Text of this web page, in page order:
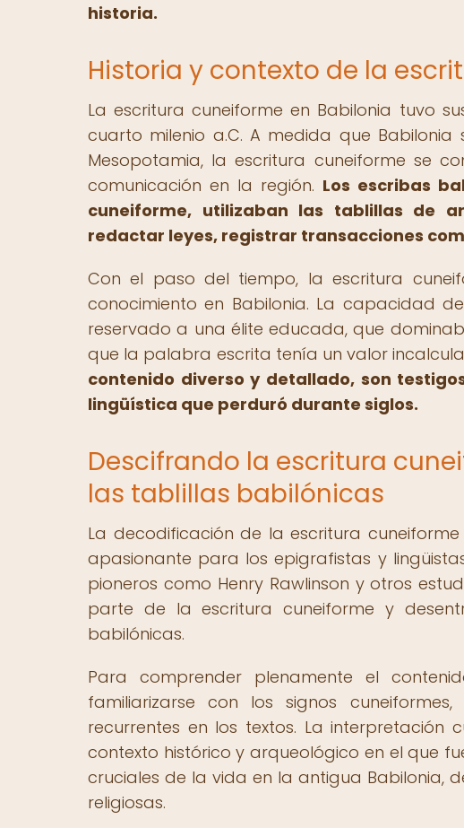
historia.
Historia y contexto de la
La escritura cuneiforme en Babilonia tuvo
cuarto milenio a.C. A medida que
Mesopotamia, la escritura cuneiforme se
comunicación en la región. Los escribas
cuneiforme, utilizaban las tablillas de
redactar leyes, registrar transacciones
Con el paso del tiempo, la escritura
conocimiento en Babilonia. La capacidad
reservado a una élite educada, que
que la palabra escrita tenía un valor
contenido diverso y detallado, son
lingüística que perduró durante siglos.
Descifrando la escritura
las tablillas babilónicas
La decodificación de la escritura
apasionante para los epigrafistas y
pioneros como Henry Rawlinson y otros
parte de la escritura cuneiforme y
babilónicas.
Para comprender plenamente el
familiarizarse con los signos
recurrentes en los textos. La
contexto histórico y arqueológico en el que
cruciales de la vida en la antigua Babilonia,
religiosas.